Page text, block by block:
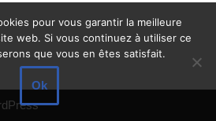
pour vous garantir la meilleure
web. Si vous continuez à utiliser ce
que vous en êtes satisfait.
Ok